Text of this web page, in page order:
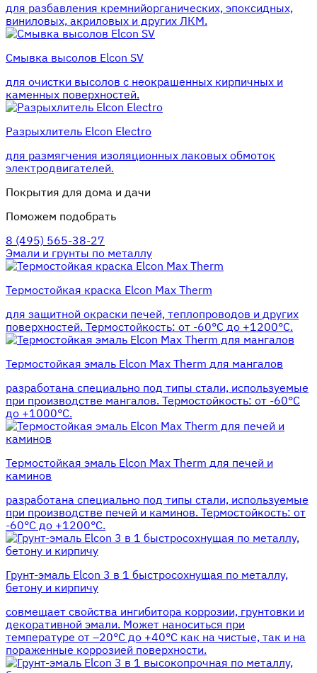
для разбавления кремнийорганических, эпоксидных,
виниловых, акриловых и других ЛКМ.
Смывка высолов Elcon SV
для очистки высолов с неокрашенных кирпичных и
каменных поверхностей.
Разрыхлитель Elcon Electro
для размягчения изоляционных лаковых обмоток
электродвигателей.
Покрытия для дома и дачи
Поможем подобрать
8 (495) 565-38-27
Эмали и грунты по металлу
Термостойкая краска Elcon Max Therm
для защитной окраски печей, теплопроводов и других
поверхностей. Термостойкость: от -60°С до +1200°С.
Термостойкая эмаль Elcon Max Therm для мангалов
разработана специально под типы стали, используемые
при производстве мангалов. Термостойкость: от -60°С
до +1000°С.
Термостойкая эмаль Elcon Max Therm для печей и
каминов
разработана специально под типы стали, используемые
при производстве печей и каминов. Термостойкость: от
-60°С до +1200°С.
Грунт-эмаль Elcon 3 в 1 быстросохнущая по металлу,
бетону и кирпичу
совмещает свойства ингибитора коррозии, грунтовки и
декоративной эмали. Может наноситься при
температуре от –20°С до +40°С как на чистые, так и на
пораженные коррозией поверхности.